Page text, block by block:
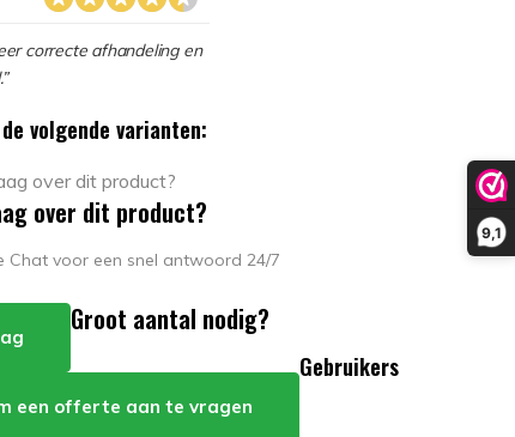
9,1
correcte afhandeling en
volgende varianten:
over dit product?
Chat voor een snel antwoord 24/7
Groot aantal nodig?
een offerte aan te vragen
Gebruikers